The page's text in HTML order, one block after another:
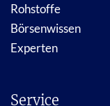
Rohstoffe
Börsenwissen
Experten
Service